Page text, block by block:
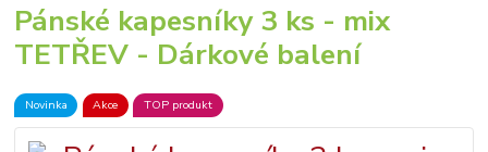
Pánské kapesníky 3 ks - mix
TETŘEV - Dárkové balení
Novinka Akce TOP produkt